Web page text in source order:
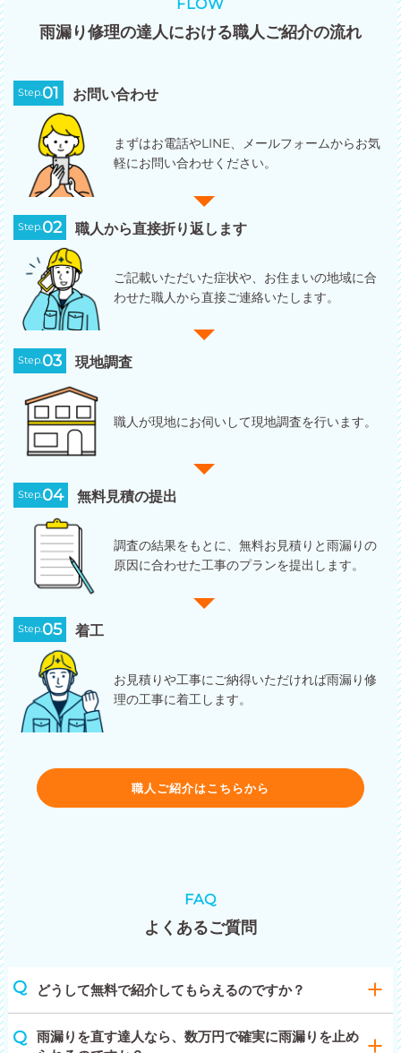
雨漏り修理の達人における職人ご紹介の流れ
FLOW
Step.01 お問い合わせ
まずはお電話やLINE、メールフォームからお気
軽にお問い合わせください。
Step. 02 職人から直接折り返します
ご記載いただいた症状や、お住まいの地域に合
わせた職人から直接ご連絡いたします。
Step.03 現地調査
職人が現地にお伺いして現地調査を行います。
Step.04 無料見積の提出
調査の結果をもとに、無料お見積りと雨漏りの
原因に合わせた工事のプランを提出します。
Step. 05 着工
お見積りや工事にご納得いただければ雨漏り修
理の工事に着工します。
職人ご紹介はこちらから
よくあるご質問
FAQ
どうして無料で紹介してもらえるのですか？
雨漏りを直す達人なら、数万円で確実に雨漏りを止め